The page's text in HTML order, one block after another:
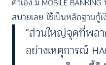
สบายเลย ใช้เป็นหลักฐานกู้
“ส่วนใหญ่จุดที่พลา
อย่างเหตุการณ์